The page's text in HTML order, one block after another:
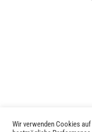
Produktseite
Wir verwenden Cookies